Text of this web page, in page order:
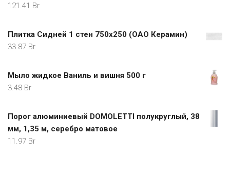
121.41 Br
Плитка Сидней 1 стен 750x250 (ОАО Керамин)
33.87 Br
Мыло жидкое Ваниль и вишня 500 г
3.48 Br
Порог алюминиевый DOMOLETTI полукруглый, 38
мм, 1,35 м, серебро матовое
11.97 Br